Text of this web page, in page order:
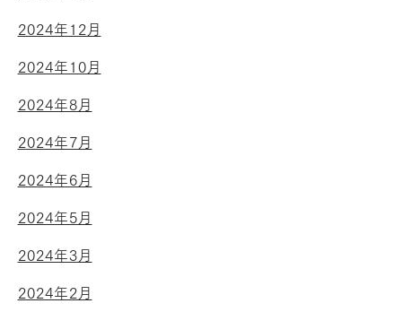
2024年12月
2024年10月
2024年8月
2024年7月
2024年6月
2024年5月
2024年3月
2024年2月